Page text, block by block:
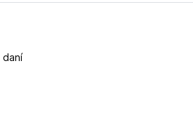
V případě pozdního zrušení nebo
daní